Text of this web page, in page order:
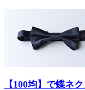
【100均】で蝶ネ